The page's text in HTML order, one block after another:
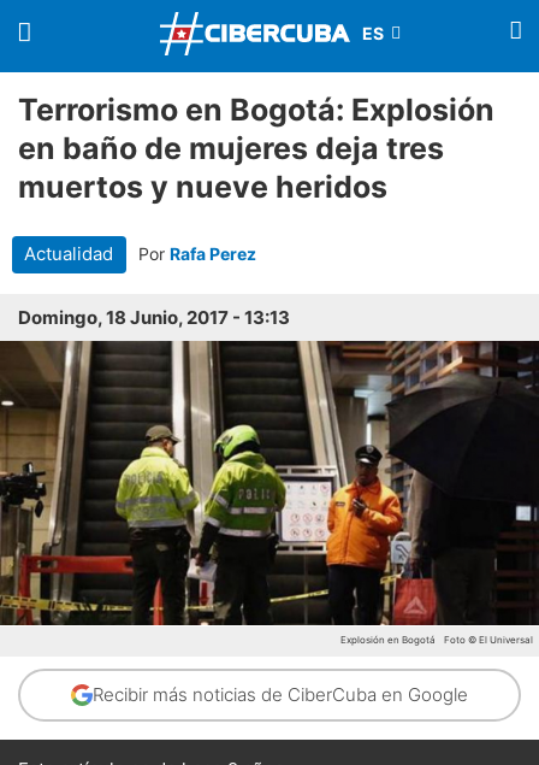
Terrorismo en Bogotá: Explosión
en baño de mujeres deja tres
muertos y nueve heridos
Actualidad Por Rafa Perez
Domingo, 18 Junio, 2017 - 13:13
Explosión en Bogotá Foto © El Universal
Recibir más noticias de CiberCuba en Google